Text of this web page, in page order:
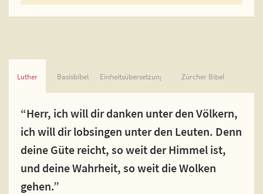
Luther Basisbibel Einheitsübersetzung Zürcher Bibel
“Herr, ich will dir danken unter den Völkern,
ich will dir lobsingen unter den Leuten. Denn
deine Güte reicht, so weit der Himmel ist,
und deine Wahrheit, so weit die Wolken
gehen.”